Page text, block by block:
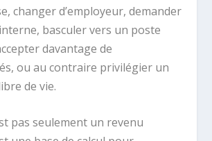
changer d’employeur, demander
basculer vers un poste
davantage de
ou au contraire privilégier un
de vie.
pas seulement un revenu